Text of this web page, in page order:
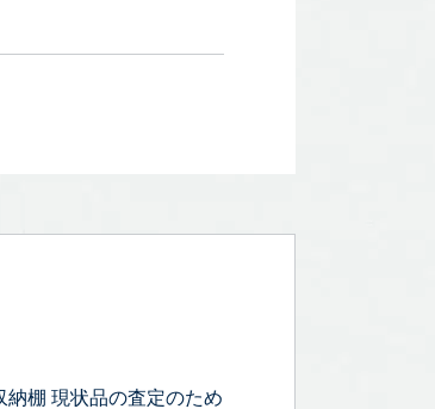
棚 現状品の査定のため